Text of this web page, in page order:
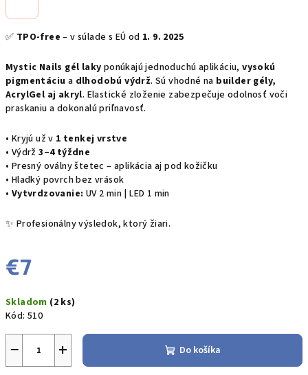
✅ TPO-free – v súlade s EÚ od 1. 9. 2025
Mystic Nails gél laky ponúkajú jednoduchú aplikáciu,vysokú
pigmentáciu a dlhodobú výdrž. Sú vhodné na builder gély,
AcrylGel aj akryl. Elastické zloženie zabezpečuje odolnosť voči
praskaniu a dokonalú priľnavosť.
• Kryjú už v 1 tenkej vrstve
• Výdrž3–4 týždne
• Presný oválny štetec – aplikácia aj pod kožičku
• Hladký povrch bez vrások
• Vytvrdzovanie: UV 2 min | LED 1 min
✨ Profesionálny výsledok, ktorý žiari.
€7
cena:
Skladom (2 ks)
Kód: 510
+
− Do košíka